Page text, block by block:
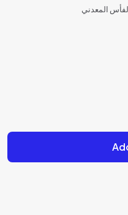
المعدني